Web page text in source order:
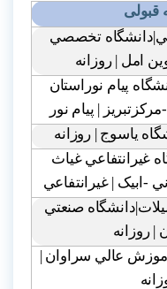
قبولی
تخصصي
امل | روزانه
پيام نوراستان
| پيام نور
ياسوج | روزانه
غيرانتفاعي غياث
-ابيک | غيرانتفاعي
صنعتي
| روزانه
عالي سراوان |